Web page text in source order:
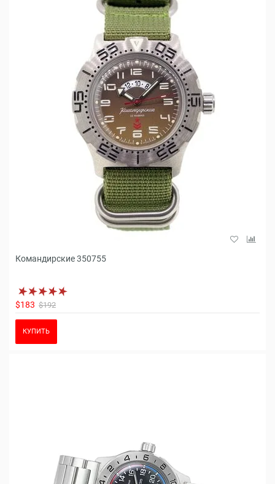
Командирские 350755
$183 $192
КУПИТЬ